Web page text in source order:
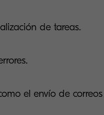
de tareas.
el envío de